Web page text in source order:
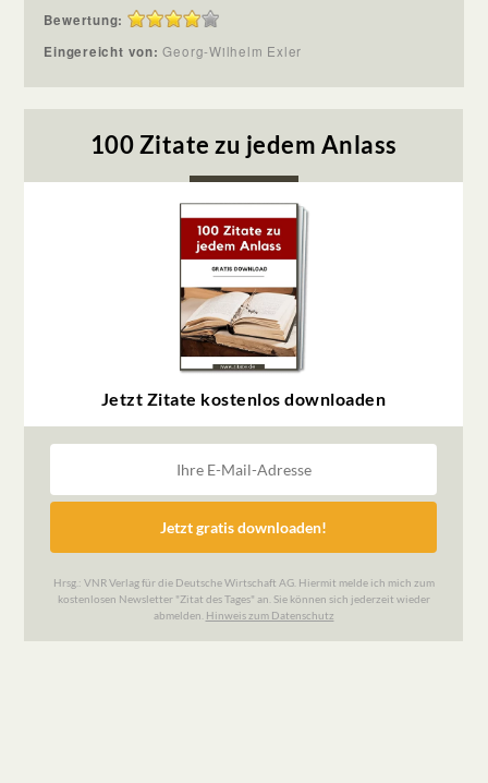
Bewertung:
Eingereicht von:Georg-Wilhelm Exler